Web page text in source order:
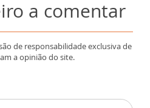
a comentar
de responsabilidade exclusiva de
a opinião do site.